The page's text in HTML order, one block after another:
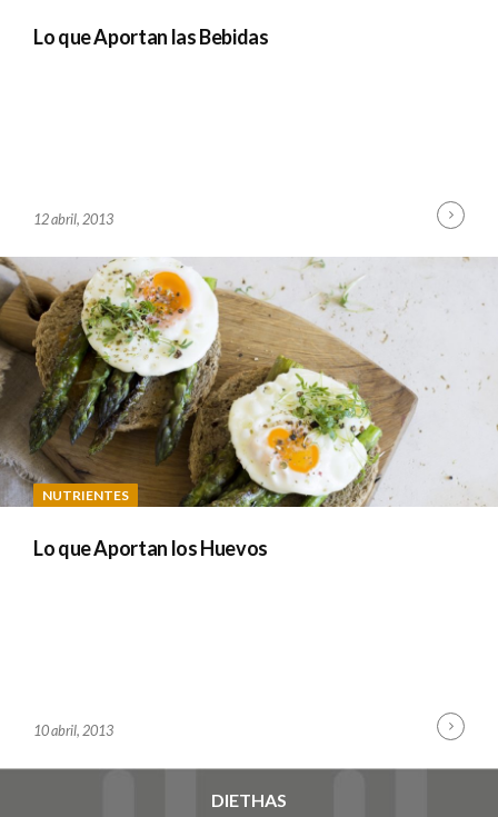
Lo que Aportan las Bebidas
B
A
D
M
I
N
12 abril, 2013
NUTRIENTES
Lo que Aportan los Huevos
B
A
10 abril, 2013
DIETHAS